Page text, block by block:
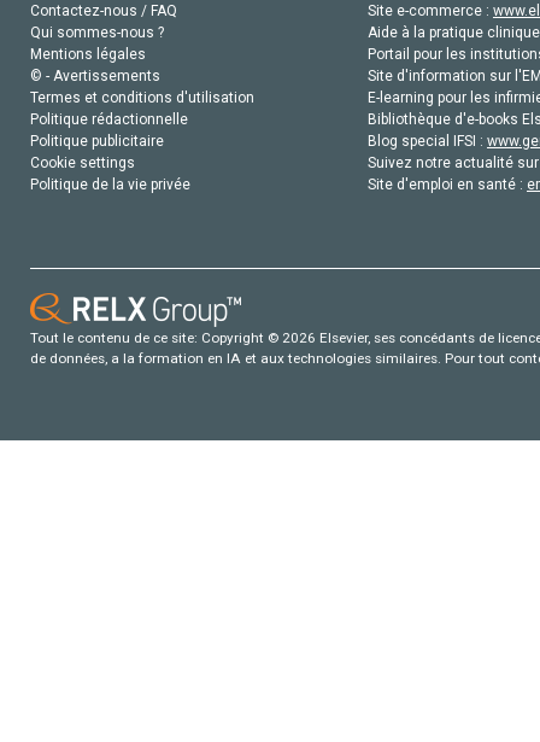
Contactez-nous / FAQ
Qui sommes-nous ?
Mentions légales
© - Avertissements
Termes et conditions d'utilisation
Politique rédactionnelle
Politique publicitaire
Cookie settings
Politique de la vie privée
Site e-commerce :
Aide à la pratique
Portail pour les
Site d'information sur
E-learning pour les
Bibliothèque d'e-books
Blog special IFSI :
Suivez notre actualité
Site d'emploi en santé :
Tout le contenu de ce site: Copyright © 2026 Elsevier, ses concédants de
de données, a la formation en IA et aux technologies similaires. Pour tout